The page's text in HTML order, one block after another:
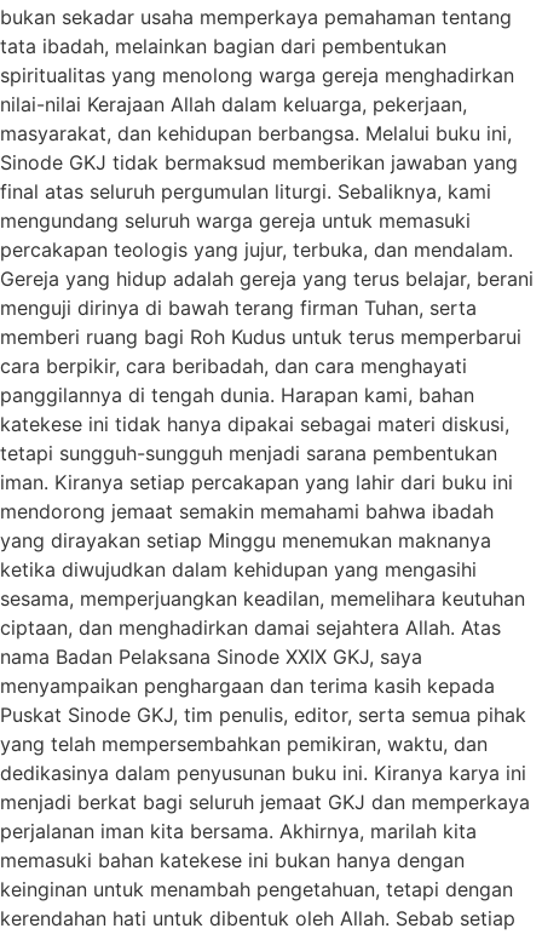
bukan sekadar usaha memperkaya pemahaman tentang
tata ibadah, melainkan bagian dari pembentukan
spiritualitas yang menolong warga gereja menghadirkan
nilai-nilai Kerajaan Allah dalam keluarga, pekerjaan,
masyarakat, dan kehidupan berbangsa. Melalui buku ini,
Sinode GKJ tidak bermaksud memberikan jawaban yang
final atas seluruh pergumulan liturgi. Sebaliknya, kami
mengundang seluruh warga gereja untuk memasuki
percakapan teologis yang jujur, terbuka, dan mendalam.
Gereja yang hidup adalah gereja yang terus belajar, berani
menguji dirinya di bawah terang firman Tuhan, serta
memberi ruang bagi Roh Kudus untuk terus memperbarui
cara berpikir, cara beribadah, dan cara menghayati
panggilannya di tengah dunia. Harapan kami, bahan
katekese ini tidak hanya dipakai sebagai materi diskusi,
tetapi sungguh-sungguh menjadi sarana pembentukan
iman. Kiranya setiap percakapan yang lahir dari buku ini
mendorong jemaat semakin memahami bahwa ibadah
yang dirayakan setiap Minggu menemukan maknanya
ketika diwujudkan dalam kehidupan yang mengasihi
sesama, memperjuangkan keadilan, memelihara keutuhan
ciptaan, dan menghadirkan damai sejahtera Allah. Atas
nama Badan Pelaksana Sinode XXIX GKJ, saya
menyampaikan penghargaan dan terima kasih kepada
Puskat Sinode GKJ, tim penulis, editor, serta semua pihak
yang telah mempersembahkan pemikiran, waktu, dan
dedikasinya dalam penyusunan buku ini. Kiranya karya ini
menjadi berkat bagi seluruh jemaat GKJ dan memperkaya
perjalanan iman kita bersama. Akhirnya, marilah kita
memasuki bahan katekese ini bukan hanya dengan
keinginan untuk menambah pengetahuan, tetapi dengan
kerendahan hati untuk dibentuk oleh Allah. Sebab setiap